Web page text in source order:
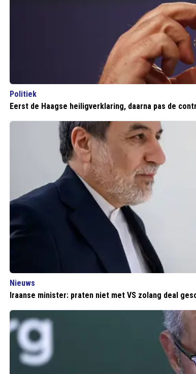
Politiek
Eerst de Haagse heiligverklaring, daarna pas de
Nieuws
Iraanse minister: praten niet met VS zolang deal